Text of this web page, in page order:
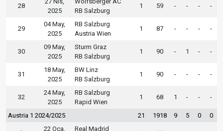
28
2025
RB Salzburg
1 59 - - - -
29
04 May,
2025
RB Salzburg
Austria Wien
1 87 - - - -
30
09 May,
2025
Sturm Graz
RB Salzburg
1 90 - 1 - -
31
18 May,
2025
BW Linz
RB Salzburg
1 90 - - - -
32
24 May,
2025
RB Salzburg
Rapid Wien
1 68 1 - - -
Austria 1 2024/2025 21 1918 9 5 0 0
22 Oca,
Real Madrid